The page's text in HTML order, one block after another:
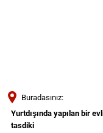
Buradasınız:
Yurtdışında yapılan bir
tasdiki